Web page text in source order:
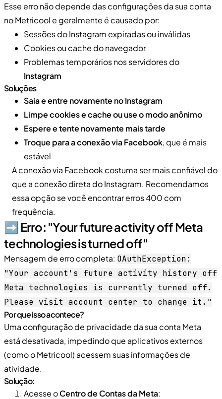
Esse erro não depende das configurações da sua conta
no Metricool e geralmente é causado por:
Sessões do Instagram expiradas ou inválidas
Cookies ou cache do navegador
Problemas temporários nos servidores do
Instagram
Soluções
Saia e entre novamente no Instagram
Limpe cookies e cache ou use o modo anônimo
Espere e tente novamente mais tarde
Troque para a conexão via Facebook, que é mais
estável
A conexão via Facebook costuma ser mais confiável do
que a conexão direta do Instagram. Recomendamos
essa opção se você encontrar erros 400 com
frequência.
➡️ Erro: "Your future activity off Meta
technologies is turned off"
Mensagem de erro completa: OAuthException:
"Your account's future activity history off
Meta technologies is currently turned off.
Please visit account center to change it."
Por que isso acontece?
Uma configuração de privacidade da sua conta Meta
está desativada, impedindo que aplicativos externos
(como o Metricool) acessem suas informações de
atividade.
Solução:
Acesse oCentro de Contas da Meta: